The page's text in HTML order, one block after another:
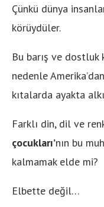
Çünkü dünya
körüydüler.
Bu barış ve
nedenle
kıtalarda ayakta
Farklı din, dil ve
çocukları’nın bu
kalmamak elde mi?
Elbette değil…